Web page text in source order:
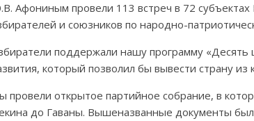
Афониным провели 113 встреч в 72
и союзников по народно-
поддержали нашу программу «Десять
который позволил бы вывести страну
провели открытое партийное собрание, в
до Гаваны. Вышеназванные документы